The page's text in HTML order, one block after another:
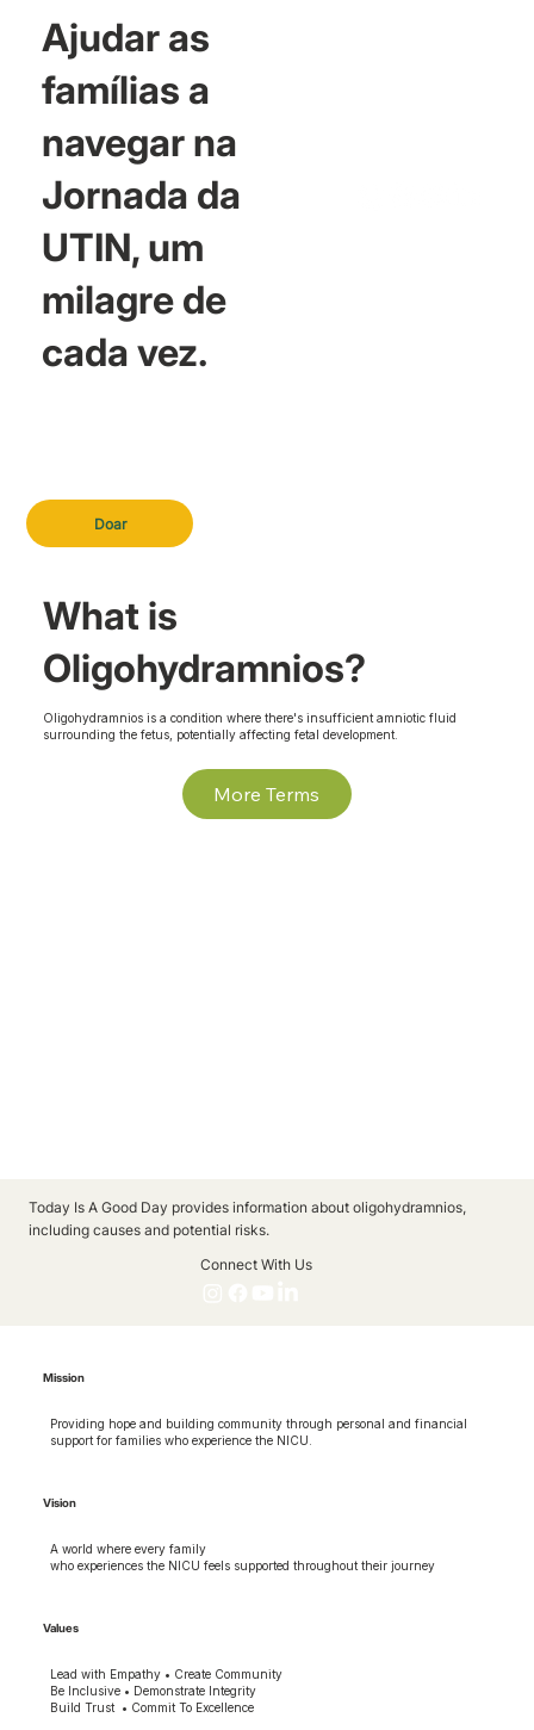
Doar
Ajudar as
famílias a
navegar na
Jornada da
UTIN, um
milagre de
cada vez.
What is
Oligohydramnios?
Oligohydramnios is a condition where there's insufficient amniotic fluid
surrounding the fetus, potentially affecting fetal development.
More Terms
Today Is A Good Day provides information about oligohydramnios,
including causes and potential risks.
Connect With Us
Mission
Providing hope and building community through personal and financial
support for families who experience the NICU.
Vision
A world where every family
who experiences the NICU feels supported throughout their journey
Values
Lead with Empathy • Create Community
Be Inclusive • Demonstrate Integrity
Build Trust • Commit To Excellence